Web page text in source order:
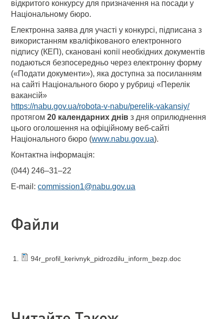
відкритого конкурсу для призначення на посади у
Національному бюро.
Електронна заява для участі у конкурсі, підписана з
використанням кваліфікованого електронного
підпису (КЕП), скановані копії необхідних документів
подаються безпосередньо через електронну форму
(«Подати документи»), яка доступна за посиланням
на сайті Національного бюро у рубриці «Перелік
вакансій»
https://nabu.gov.ua/robota-v-nabu/perelik-vakansiy/
протягом 20 календарних днів з дня оприлюднення
цього оголошення на офіційному веб-сайті
Національного бюро (www.nabu.gov.ua).
Контактна інформація:
(044) 246–31–22
E-mail:commission1@nabu.gov.ua
Файли
94r_profil_kerivnyk_pidrozdilu_inform_bezp.doc